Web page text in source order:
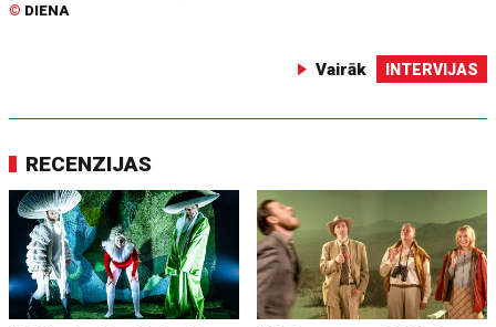
© DIENA
Vairāk INTERVIJAS
RECENZIJAS